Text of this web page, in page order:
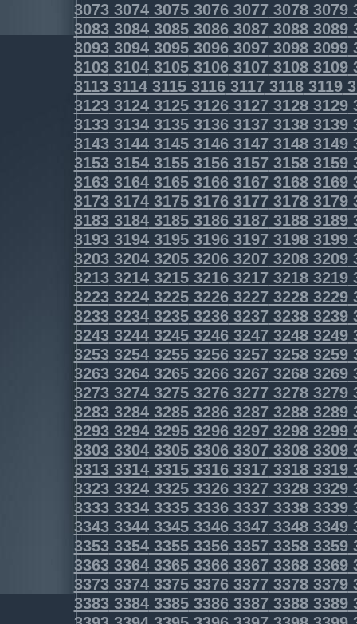
3073307430753076307730783079
3083308430853086308730883089
3093309430953096309730983099
3103310431053106310731083109
3113311431153116311731183119
3123312431253126312731283129
3133313431353136313731383139
3143314431453146314731483149
3153315431553156315731583159
3163316431653166316731683169
3173317431753176317731783179
3183318431853186318731883189
3193319431953196319731983199
3203320432053206320732083209
3213321432153216321732183219
3223322432253226322732283229
3233323432353236323732383239
3243324432453246324732483249
3253325432553256325732583259
3263326432653266326732683269
3273327432753276327732783279
3283328432853286328732883289
3293329432953296329732983299
3303330433053306330733083309
3313331433153316331733183319
3323332433253326332733283329
3333333433353336333733383339
3343334433453346334733483349
3353335433553356335733583359
3363336433653366336733683369
3373337433753376337733783379
3383338433853386338733883389